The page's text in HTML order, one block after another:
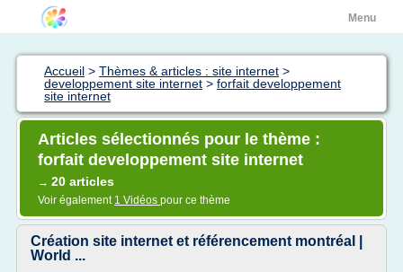
Menu
Accueil > Thèmes & articles : site internet >
developpement site internet > forfait developpement
site internet
Articles sélectionnés pour le thème :
forfait developpement site internet
→ 20 articles
Voir également 1 Vidéos pour ce thème
Création site internet et référencement montréal |
World ...